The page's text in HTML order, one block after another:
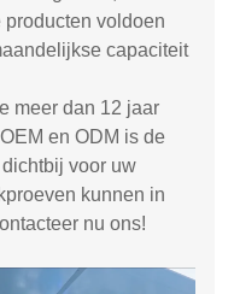
voldoen
capaciteit
meer dan 12 jaar
en ODM is de
voor uw
kunnen in
nu ons!